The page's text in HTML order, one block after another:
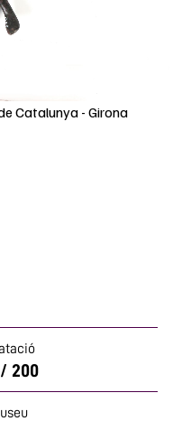
Catalunya - Girona
200